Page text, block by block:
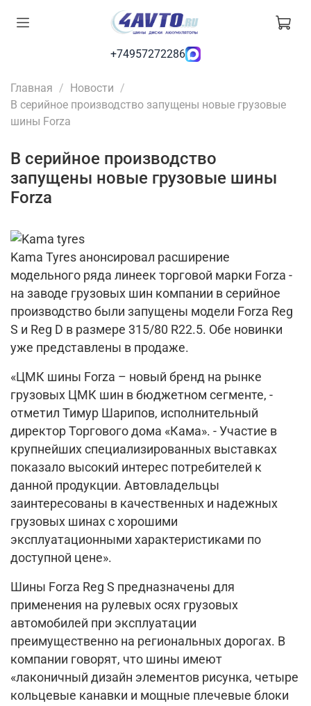
+74957272286
Главная
Новости
В серийное производство запущены новые грузовые
шины Forza
В серийное производство
запущены новые грузовые шины
Forza
Kama Tyres анонсировал расширение
модельного ряда линеек торговой марки Forza -
на заводе грузовых шин компании в серийное
производство были запущены модели Forza Reg
S и Reg D в размере 315/80 R22.5. Обе новинки
уже представлены в продаже.
«ЦМК шины Forza – новый бренд на рынке
грузовых ЦМК шин в бюджетном сегменте, -
отметил Тимур Шарипов, исполнительный
директор Торгового дома «Кама». - Участие в
крупнейших специализированных выставках
показало высокий интерес потребителей к
данной продукции. Автовладельцы
заинтересованы в качественных и надежных
грузовых шинах с хорошими
эксплуатационными характеристиками по
доступной цене».
Шины Forza Reg S предназначены для
применения на рулевых осях грузовых
автомобилей при эксплуатации
преимущественно на региональных дорогах. В
компании говорят, что шины имеют
«лаконичный дизайн элементов рисунка, четыре
кольцевые канавки и мощные плечевые блоки